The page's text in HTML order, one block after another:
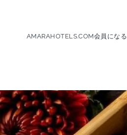
AMARAHOTELS.COM会員になる